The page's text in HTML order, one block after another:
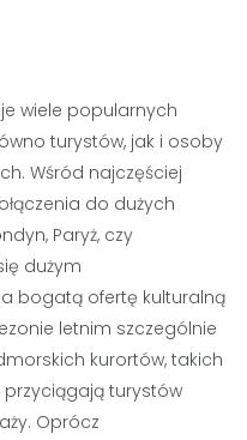
wiele popularnych
turystów, jak i osoby
Wśród najczęściej
do dużych
Paryż, czy
dużym
bogatą ofertę kulturalną
letnim szczególnie
kurortów, takich
przyciągają turystów
Oprócz